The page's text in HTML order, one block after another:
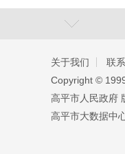
关于我们
联
Copyright ©️
高平市人民政府
高平市大数据